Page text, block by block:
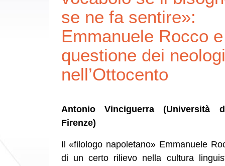
se ne fa sentire»:
Emmanuele Rocco
questione dei
nell’Ottocento
Antonio Vinciguerra (Università
Firenze)
Il «filologo napoletano» Emmanuele
di un certo rilievo nella cultura